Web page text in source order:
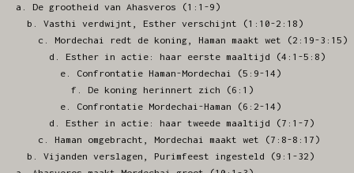
a. De grootheid van Ahasveros (1:1-9)
  b. Vasthi verdwijnt, Esther verschijnt (1:10-2:18)
    c. Mordechai redt de koning, Haman maakt wet (2:19-3:15)
      d. Esther in actie: haar eerste maaltijd (4:1-5:8)
        e. Confrontatie Haman-Mordechai (5:9-14)
          f. De koning herinnert zich (6:1)
        e. Confrontatie Mordechai-Haman (6:2-14)
      d. Esther in actie: haar tweede maaltijd (7:1-7)
    c. Haman omgebracht, Mordechai maakt wet (7:8-8:17)
  b. Vijanden verslagen, Purimfeest ingesteld (9:1-32)